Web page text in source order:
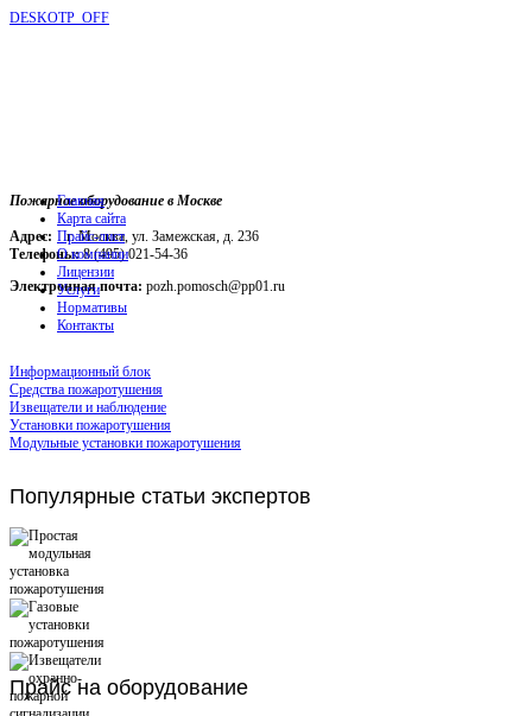
DESKOTP_OFF
Пожарное оборудование в Москве
Адрес: г. Москва, ул. Замежская, д. 236
Телефоны:8 (495) 021-54-36
Электронная почта: pozh.pomosch@pp01.ru
Главная
Карта сайта
Прайс-лист
О компании
Лицензии
Услуги
Нормативы
Контакты
Информационный блок
Средства пожаротушения
Извещатели и наблюдение
Установки пожаротушения
Модульные установки пожаротушения
Популярные статьи экспертов
Прайсна оборудование